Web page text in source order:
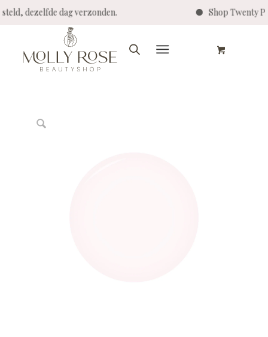
besteld, dezelfde dag verzonden. Shop